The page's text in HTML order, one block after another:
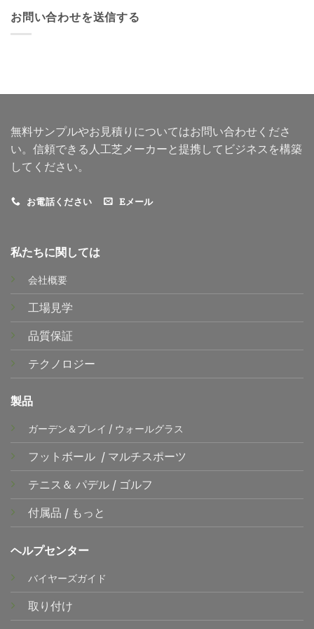
お問い合わせを送信する
無料サンプルやお見積りについてはお問い合わせくださ
い。信頼できる人工芝メーカーと提携してビジネスを構築
してください。
お電話ください Eメール
私たちに関しては
会社概要
工場見学
品質保証
テクノロジー
製品
ガーデン＆プレイ / ウォールグラス
フットボール / マルチスポーツ
テニス＆ パデル / ゴルフ
付属品 / もっと
ヘルプセンター
バイヤーズガイド
取り付け